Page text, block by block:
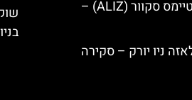
מלון אליז בטיימס סקוור (ALIZ) –